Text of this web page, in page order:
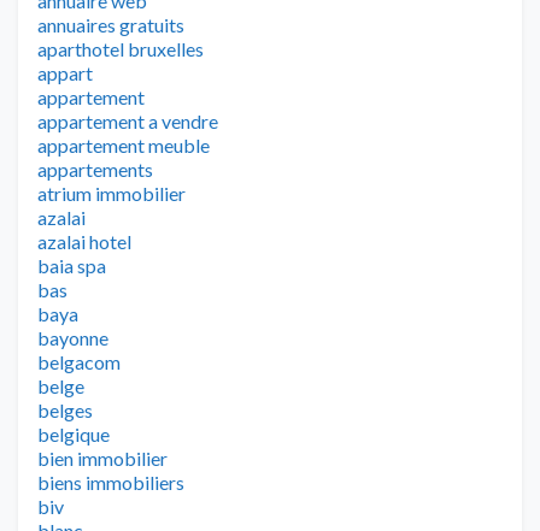
annuaires gratuits
aparthotel bruxelles
appart
appartement
appartement a vendre
appartement meuble
appartements
atrium immobilier
azalai
azalai hotel
baia spa
bas
baya
bayonne
belgacom
belge
belges
belgique
bien immobilier
biens immobiliers
biv